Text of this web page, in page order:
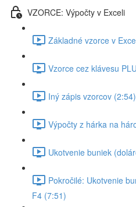
VZORCE: Výpočty v Exceli
Základné vzorce v
Vzorce cez klávesu
Iný zápis vzorcov (2:54)
Výpočty z hárka na
Ukotvenie buniek
Pokročilé: Ukotvenie
F4 (7:51)